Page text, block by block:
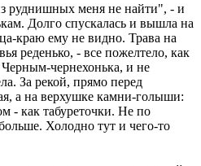
руднишных меня не найти", - и
Долго спускалась и вышла на
краю ему не видно. Трава на
реденько, - все пожелтело, как
чернехонька, и не
За рекой, прямо перед
а на верхушке камни-голыши:
- как табуреточки. Не по
Холодно тут и чего-то